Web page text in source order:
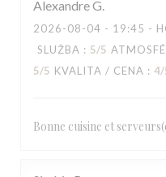
AlexandreG
2026-08-04 - 19:45 -
SLUŽBA : 5/5
5/5 KVALITA / CENA : 4/
Bonne cuisine et